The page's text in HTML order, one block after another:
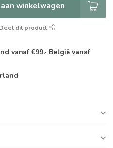
winkelwagen
Deel dit product
vanaf €99.- België vanaf